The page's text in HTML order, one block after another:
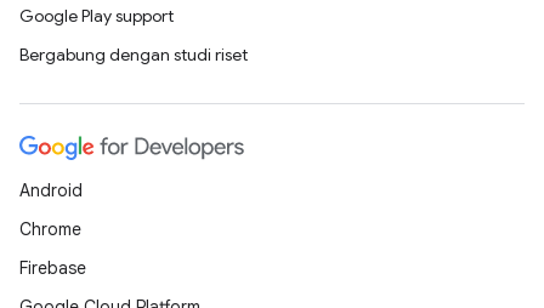
Google Play support
Bergabung dengan studi riset
Android
Chrome
Firebase